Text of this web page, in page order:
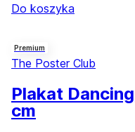
Do koszyka
Premium
The Poster Club
Plakat
cm